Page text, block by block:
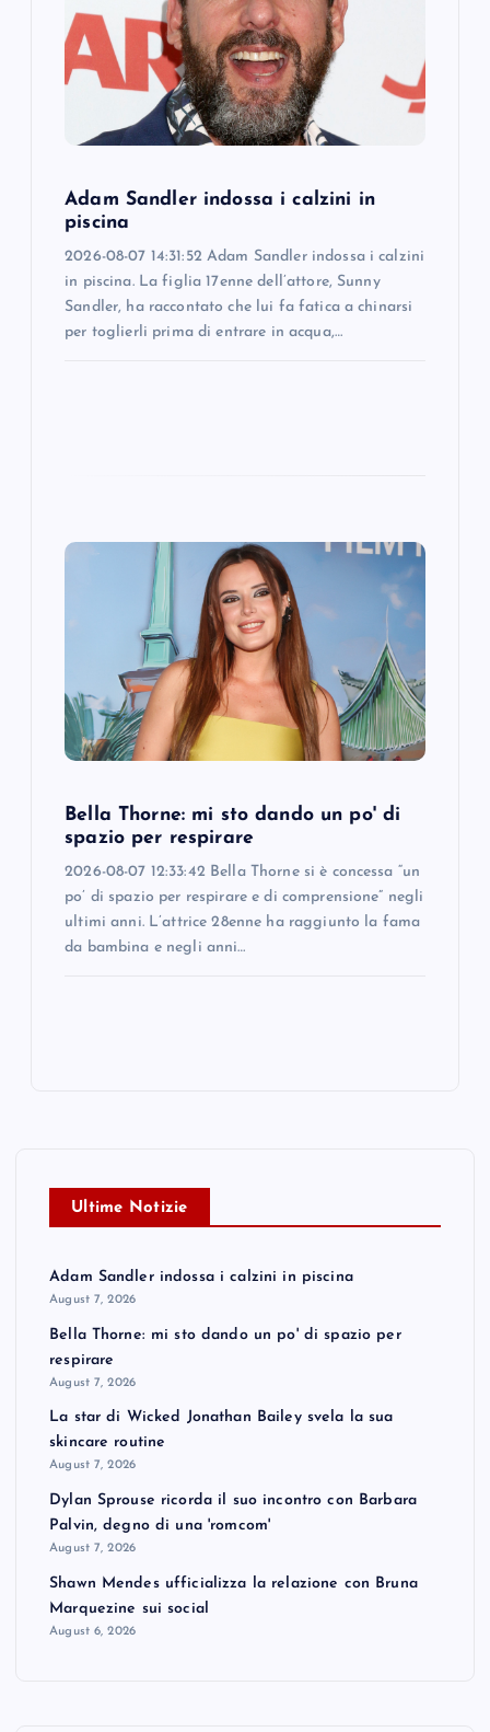
Adam Sandler indossa i calzini in
piscina
2026-08-07 14:31:52 Adam Sandler indossa i calzini
in piscina. La figlia 17enne dell’attore, Sunny
Sandler, ha raccontato che lui fa fatica a chinarsi
per toglierli prima di entrare in acqua,…
Bella Thorne: mi sto dando un po' di
spazio per respirare
2026-08-07 12:33:42 Bella Thorne si è concessa “un
po’ di spazio per respirare e di comprensione” negli
ultimi anni. L’attrice 28enne ha raggiunto la fama
da bambina e negli anni…
Ultime Notizie
Adam Sandler indossa i calzini in piscina
August 7, 2026
Bella Thorne: mi sto dando un po' di spazio per
respirare
August 7, 2026
La star di Wicked Jonathan Bailey svela la sua
skincare routine
August 7, 2026
Dylan Sprouse ricorda il suo incontro con Barbara
Palvin, degno di una 'romcom'
August 7, 2026
Shawn Mendes ufficializza la relazione con Bruna
Marquezine sui social
August 6, 2026